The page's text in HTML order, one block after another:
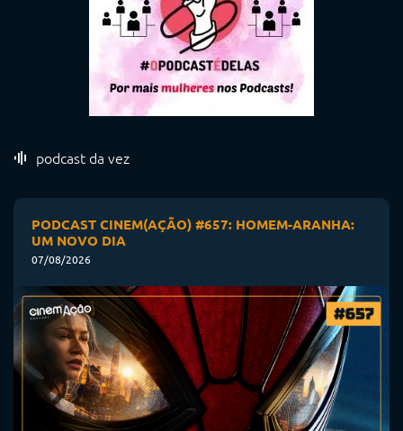
podcast da vez
PODCAST CINEM(AÇÃO) #657: HOMEM-ARANHA:
UM NOVO DIA
07/08/2026